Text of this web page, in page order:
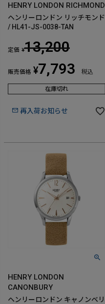
HENRY LONDON RICHMOND
ヘンリーロンドン リッチモンド
/ HL41-JS-0038-TAN
定価 ¥13,200
販売価格 ¥7,793 税込
在庫切れ
再入荷お知らせ
HENRY LONDON
CANONBURY
ヘンリーロンドン キャノンベリ